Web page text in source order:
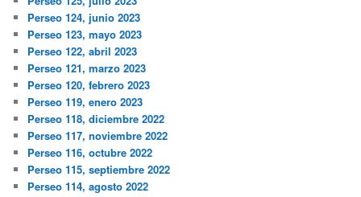
Perseo 124, junio 2023
Perseo 123, mayo 2023
Perseo 122, abril 2023
Perseo 121, marzo 2023
Perseo 120, febrero 2023
Perseo 119, enero 2023
Perseo 118, diciembre 2022
Perseo 117, noviembre 2022
Perseo 116, octubre 2022
Perseo 115, septiembre 2022
Perseo 114, agosto 2022